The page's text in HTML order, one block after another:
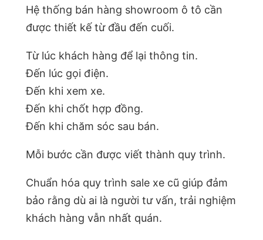
Hệ thống bán hàng showroom ô tô cần
được thiết kế từ đầu đến cuối.
Từ lúc khách hàng để lại thông tin.
Đến lúc gọi điện.
Đến khi xem xe.
Đến khi chốt hợp đồng.
Đến khi chăm sóc sau bán.
Mỗi bước cần được viết thành quy trình.
Chuẩn hóa quy trình sale xe cũ giúp đảm
bảo rằng dù ai là người tư vấn, trải nghiệm
khách hàng vẫn nhất quán.